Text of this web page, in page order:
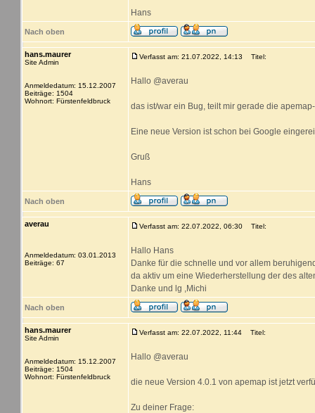
Hans
Nach oben
hans.maurer
Site Admin
Anmeldedatum: 15.12.2007
Beiträge: 1504
Wohnort: Fürstenfeldbruck
Verfasst am: 21.07.2022, 14:13 Titel:
Hallo @averau
das ist/war ein Bug, teilt mir gerade die
Eine neue Version ist schon bei Google
Gruß
Hans
Nach oben
averau
Anmeldedatum: 03.01.2013
Beiträge: 67
Verfasst am: 22.07.2022, 06:30 Titel:
Hallo Hans
Danke für die schnelle und vor allem
da aktiv um eine Wiederherstellung der des
Danke und lg ,Michi
Nach oben
hans.maurer
Site Admin
Anmeldedatum: 15.12.2007
Beiträge: 1504
Wohnort: Fürstenfeldbruck
Verfasst am: 22.07.2022, 11:44 Titel:
Hallo @averau
die neue Version 4.0.1 von apemap ist jetzt
Zu deiner Frage: